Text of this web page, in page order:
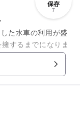
保存
7
た水車の利用が盛
するまでになりま
の精米に利用され